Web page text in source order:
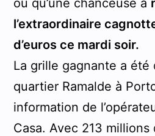
l’extraordinaire
d’euros ce mardi soir.
La grille gagnante a été
quartier Ramalde à
information de
Casa. Avec 213 millions